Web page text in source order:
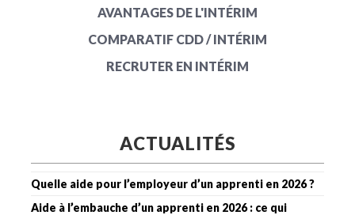
AVANTAGES DE L'INTÉRIM
COMPARATIF CDD / INTÉRIM
RECRUTER EN INTÉRIM
ACTUALITÉS
Quelle aide pour l’employeur d’un apprenti en 2026 ?
Aide à l’embauche d’un apprenti en 2026 : ce qui